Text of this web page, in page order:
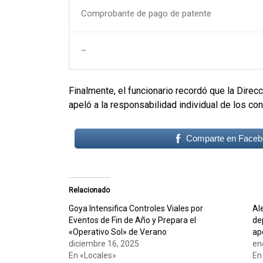
Comprobante de pago de patente
–
Finalmente, el funcionario recordó que la
apeló a la responsabilidad individual de los
Comparte en
Relacionado
Goya Intensifica Controles Viales por
Eventos de Fin de Año y Prepara el
«Operativo Sol» de Verano
diciembre 16, 2025
En «Locales»